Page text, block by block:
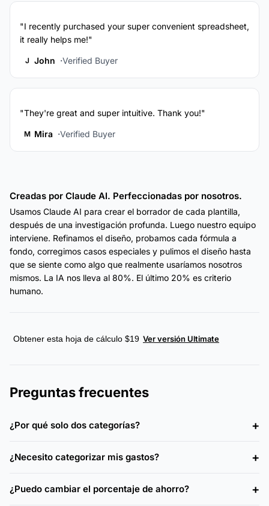
"I recently purchased your super convenient spreadsheet,
it really helps me!"
J John Verified Buyer
"They're great and super intuitive. Thank you!"
M Mira Verified Buyer
Creadas por Claude AI. Perfeccionadas por nosotros.
Usamos Claude AI para crear el borrador de cada plantilla,
después de una investigación profunda. Luego nuestro equipo
interviene. Refinamos el diseño, probamos cada fórmula a
fondo, corregimos casos especiales y pulimos el diseño hasta
que se siente como algo que realmente usaríamos nosotros
mismos. La IA nos lleva al 80%. El último 20% es criterio
humano.
Obtener esta hoja de cálculo $19 Ver versión Ultimate
Preguntas frecuentes
¿Por qué solo dos categorías?
¿Necesito categorizar mis gastos?
¿Puedo cambiar el porcentaje de ahorro?